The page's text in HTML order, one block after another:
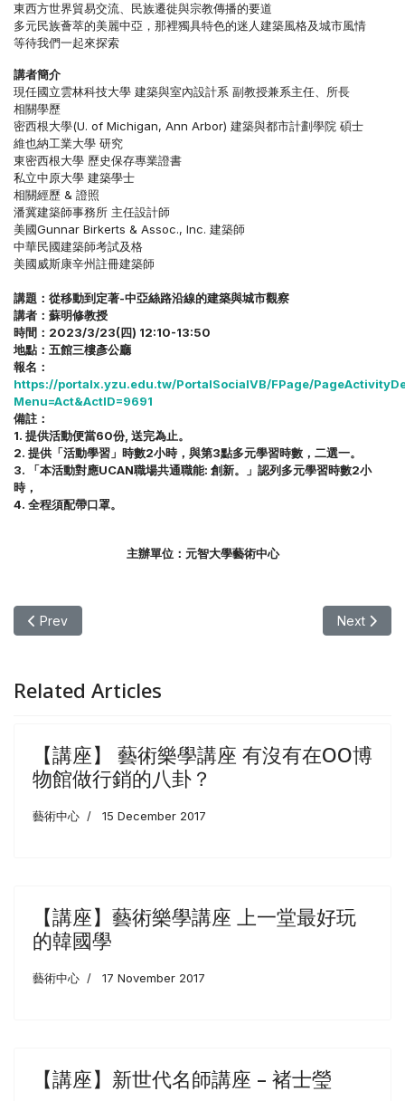
東西方世界貿易交流、民族遷徙與宗教傳播的要道
多元民族薈萃的美麗中亞，那裡獨具特色的迷人建築風格及城市風情
等待我們一起來探索
講者簡介
現任國立雲林科技大學 建築與室內設計系 副教授兼系主任、所長
相關學歷
密西根大學(U. of Michigan, Ann Arbor) 建築與都市計劃學院 碩士
維也納工業大學 研究
東密西根大學 歷史保存專業證書
私立中原大學 建築學士
相關經歷 & 證照
潘冀建築師事務所 主任設計師
美國Gunnar Birkerts & Assoc., Inc. 建築師
中華民國建築師考試及格
美國威斯康辛州註冊建築師
講題：從移動到定著-中亞絲路沿線的建築與城市觀察
講者：蘇明修教授
時間：2023/3/23(四) 12:10-13:50
地點：五館三樓彥公廳
報名：
https://portalx.yzu.edu.tw/PortalSocialVB/FPage/
Menu=Act&ActID=9691
備註：
1. 提供活動便當60份, 送完為止。
2. 提供「活動學習」時數2小時，與第3點多元學習時數，二選一。
3. 「本活動對應UCAN職場共通職能: 創新。」認列多元學習時數2小
時，
4. 全程須配帶口罩。
主辦單位：元智大學藝術中心
Previous article: 【講座】名人講座 – 楊馥如
Prev Next
Next
Related Articles
【講座】 藝術樂學講座 有沒有在OO博
物館做行銷的八卦？
藝術中心 15 December 2017
【講座】藝術樂學講座 上一堂最好玩
的韓國學
藝術中心 17 November 2017
【講座】新世代名師講座 – 褚士瑩